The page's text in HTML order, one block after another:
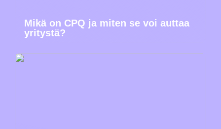
Mikä on CPQ ja miten se voi auttaa
yritystä?